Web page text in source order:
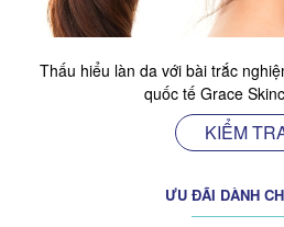
Thấu hiểu làn da với bài trắc
quốc tế Grace
KIỂM
ƯU ĐÃI DÀNH